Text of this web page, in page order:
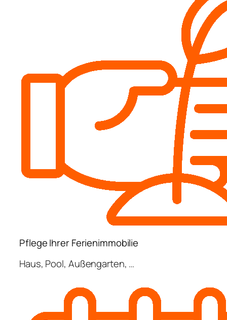
Pflege Ihrer Ferienimmobilie
Haus, Pool, Außengarten, …